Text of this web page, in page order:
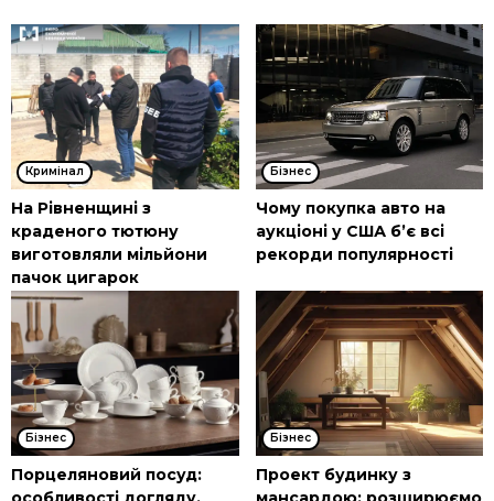
Кримінал
На Рівненщині з
краденого тютюну
виготовляли мільйони
пачок цигарок
Бізнес
Чому покупка авто на
аукціоні у США б’є всі
рекорди популярності
Бізнес
Порцеляновий посуд:
Бізнес
Проект будинку з